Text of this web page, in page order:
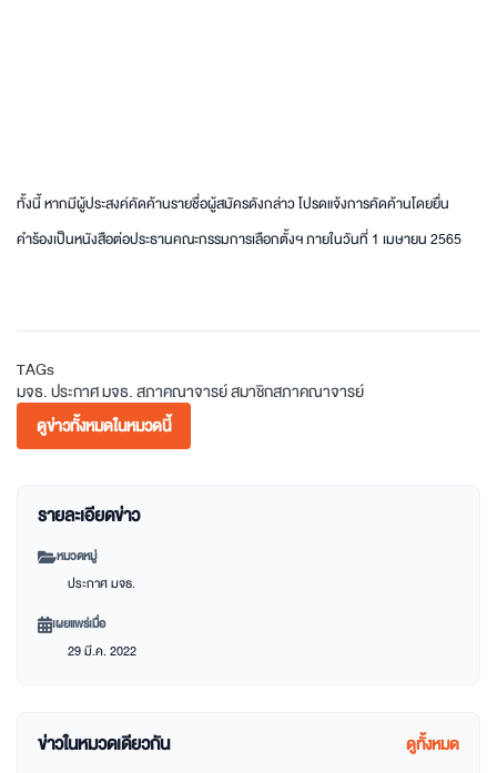
ทั้งนี้ หากมีผู้ประสงค์คัดค้านรายชื่อผู้สมัครดังกล่าว โปรดแจ้งการคัดค้านโดยยื่น
คำร้องเป็นหนังสือต่อประธานคณะกรรมการเลือกตั้งฯ ภายในวันที่ 1 เมษายน 2565
TAGs
มจธ.ประกาศ มจธ.สภาคณาจารย์สมาชิกสภาคณาจารย์
ดูข่าวทั้งหมดในหมวดนี้
รายละเอียดข่าว
หมวดหมู่
ประกาศ มจธ.
เผยแพร่เมื่อ
29 มี.ค. 2022
ข่าวในหมวดเดียวกัน ดูทั้งหมด